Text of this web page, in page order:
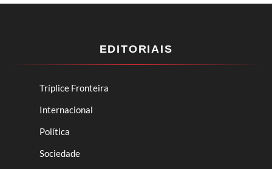
EDITORIAIS
Tríplice Fronteira
Internacional
Política
Sociedade